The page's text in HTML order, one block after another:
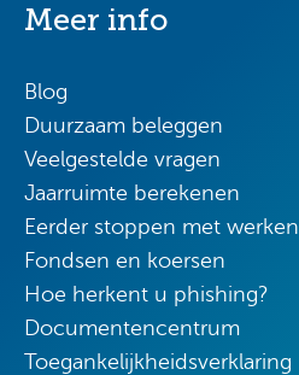
Meer info
Blog
Duurzaam beleggen
Veelgestelde vragen
Jaarruimte berekenen
Eerder stoppen met werken
Fondsen en koersen
Hoe herkent u phishing?
Documentencentrum
Toegankelijkheidsverklaring